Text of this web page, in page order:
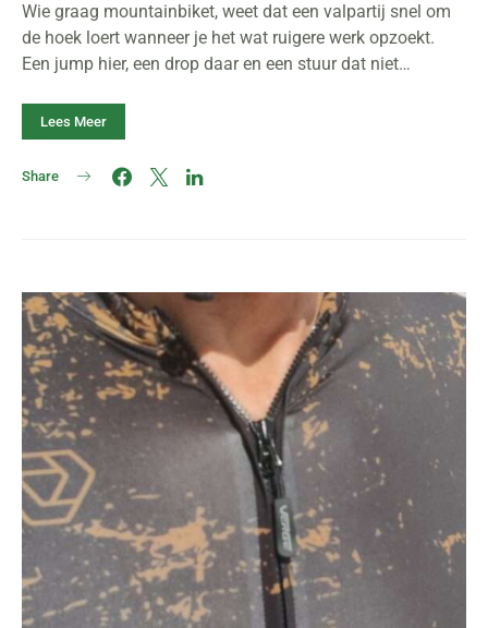
Wie graag mountainbiket, weet dat een valpartij snel om
de hoek loert wanneer je het wat ruigere werk opzoekt.
Een jump hier, een drop daar en een stuur dat niet…
Lees Meer
Share